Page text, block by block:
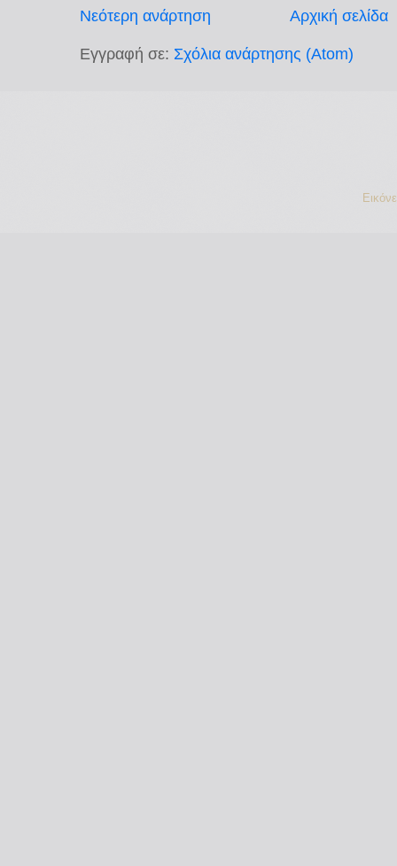
Νεότερη ανάρτηση Αρχική σελίδα
Εγγραφή σε: Σχόλια ανάρτησης (Atom)